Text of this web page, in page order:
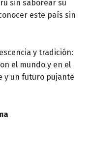
sin saborear su
este país sin
y tradición:
el mundo y en el
y un futuro pujante